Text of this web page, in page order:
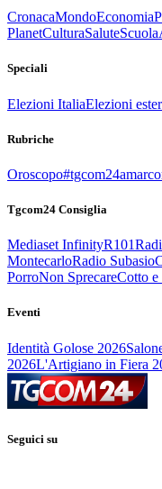
CronacaMondoEconomia
PlanetCulturaSaluteScuola
Speciali
Elezioni ItaliaElezioni
Rubriche
Oroscopo
Tgcom24 Consiglia
Mediaset InfinityR101
MontecarloRadio Subasio
PorroNon SprecareCotto
Eventi
Identità Golose 2026
2026L'Artigiano in Fiera
Seguici su